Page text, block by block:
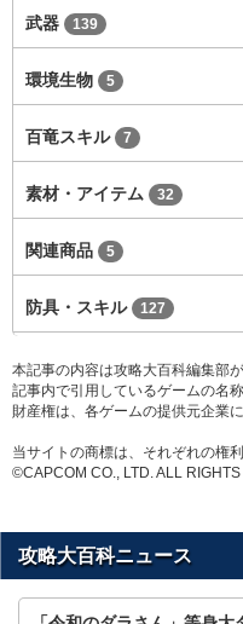
武器 139
環境生物 5
百竜スキル 7
素材・アイテム 32
関連商品 5
防具・スキル 127
本記事の内容は攻略大百科編集部
記事内で引用しているゲームの名
財産権は、各ゲームの提供元企業に
当サイトの商標は、それぞれの権
©CAPCOM CO., LTD. ALL RIGHTS
攻略大百科ニュース